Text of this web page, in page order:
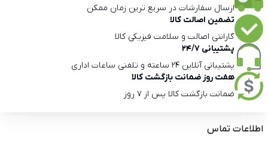
ارسال سفارشات در سریع ترین زمان ممکن
تضمین اصالت کالا
گارانتی اصالت و سلامت فیزیکی کالا
پشتیبانی 24/7
پشتیبانی آنلاین 24 ساعته و تلفنی ساعات اداری
هفت روز ضمانت بازگشت کالا
ضمانت بازگشت کالا پس از 7 روز
اطلاعات تماس